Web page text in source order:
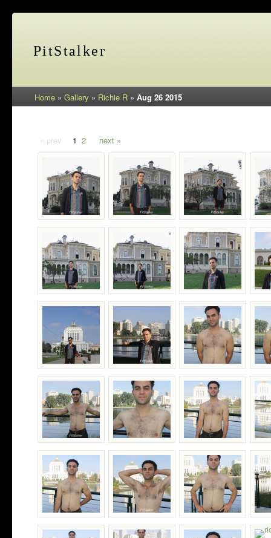
PitStalker
Home » Gallery » Richie R » Aug 26 2015
« prev 1 2 next »